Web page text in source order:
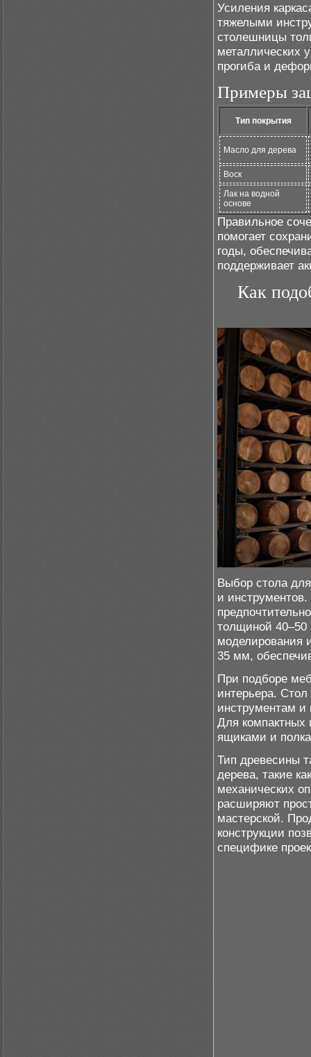
Усиления
тяжелыми
столешницы
металлических
прогиба и
Примеры
Тип покрытия
Масло для дерева
Воск
Лак на водной
основе
Правильное
помогает
годы,
поддерживает
Как
Выбор стола для
и
толщиной 40–50
моделирования
35 мм,
При подборе
интерьера.
инструментам и
Для
ящиками и
Тип древесины
дерева, такие
механических
расширяют
мастерской.
конструкции
специфике